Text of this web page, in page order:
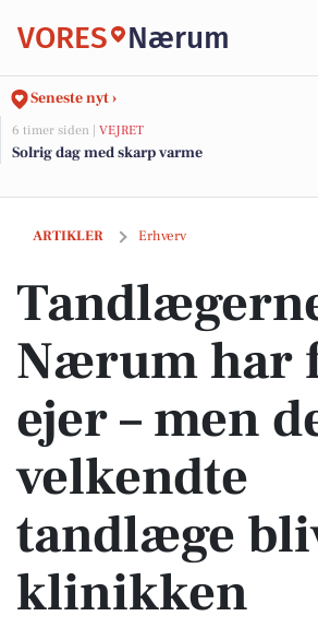
VORES Nærum
Seneste nyt ›
6 timer siden | VEJRET
Solrig dag med skarp varme
ARTIKLER Erhverv
Tandlægerne i Nærum har fået ny ejer –
Nærum har
ejer – men
velkendte
tandlæge
klinikken